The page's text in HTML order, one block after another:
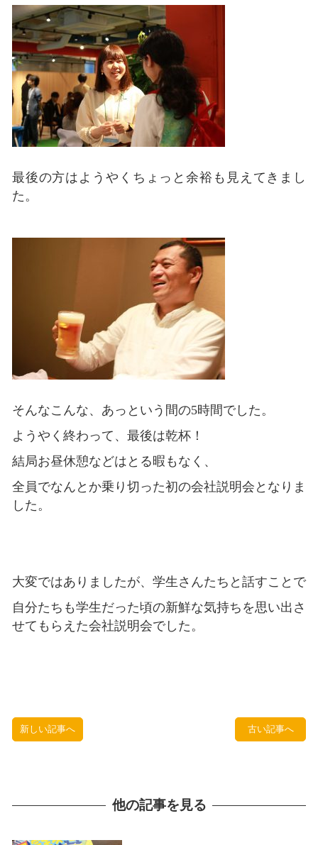
最後の方はようやくちょっと余裕も見えてきまし
た。
そんなこんな、あっという間の5時間でした。
ようやく終わって、最後は乾杯！
結局お昼休憩などはとる暇もなく、
全員でなんとか乗り切った初の会社説明会となりま
した。
大変ではありましたが、学生さんたちと話すことで
自分たちも学生だった頃の新鮮な気持ちを思い出さ
せてもらえた会社説明会でした。
新しい記事へ 古い記事へ
他の記事を見る